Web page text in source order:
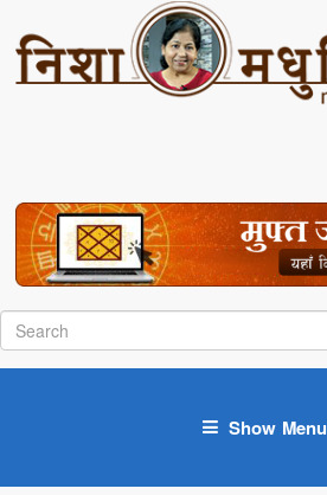
Show Menu